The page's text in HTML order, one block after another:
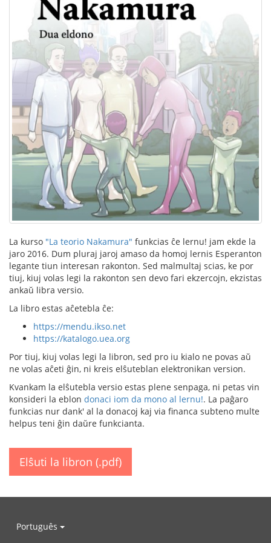
La kurso "La teorio Nakamura" funkcias ĉe lernu! jam ekde la
jaro 2016. Dum pluraj jaroj amaso da homoj lernis Esperanton
legante tiun interesan rakonton. Sed malmultaj scias, ke por
tiuj, kiuj volas legi la rakonton sen devo fari ekzercojn, ekzistas
ankaŭ libra versio.
La libro estas aĉetebla ĉe:
https://mendu.ikso.net
https://katalogo.uea.org
Por tiuj, kiuj volas legi la libron, sed pro iu kialo ne povas aŭ
ne volas aĉeti ĝin, ni kreis elŝuteblan elektronikan version.
Kvankam la elŝutebla versio estas plene senpaga, ni petas vin
konsideri la eblon donaci iom da mono al lernu!. La paĝaro
funkcias nur dank' al la donacoj kaj via financa subteno multe
helpus teni ĝin daŭre funkcianta.
Elŝuti la libron (.pdf)
Português